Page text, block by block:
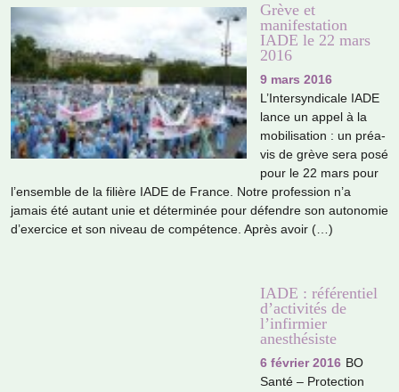
Grève et
manifestation
IADE le 22 mars
2016
9 mars 2016
L’Intersyndicale IADE
lance un appel à la
mobi­li­sa­tion : un préa­
vis de grève sera posé
pour le 22 mars pour
l’ensem­ble de la filière IADE de France. Notre pro­fes­sion n’a
jamais été autant unie et déter­mi­née pour défen­dre son auto­no­mie
d’exer­cice et son niveau de com­pé­tence. Après avoir (…)
IADE : référentiel
d’activités de
l’infirmier
anesthésiste
6 février 2016 BO
Santé – Protection